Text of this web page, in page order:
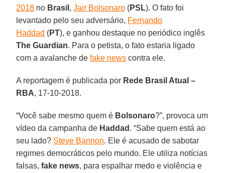
2018 no Brasil ,Jair Bolsonaro (PSL). O fato foi
levantado pelo seu adversário, Fernando
Haddad (PT), e ganhou destaque no periódico inglês
The Guardian. Para o petista, o fato estaria ligado
com a avalanche defake news contra ele.
A reportagem é publicada por Rede Brasil Atual –
RBA, 17-10-2018.
“Você sabe mesmo quem é Bolsonaro?”, provoca um
vídeo da campanha de Haddad . “Sabe quem está ao
seu lado? Steve Bannon. Ele é acusado de sabotar
regimes democráticos pelo mundo. Ele utiliza notícias
falsas,fake news, para espalhar medo e violência e